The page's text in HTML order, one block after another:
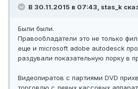
В 30.11.2015 в 07:43, stas_k
Были были.
Правообладатели это не только
еще и microsoft adobe autodesck
раздували показательную порку в
Видеопиратов с партиями DVD